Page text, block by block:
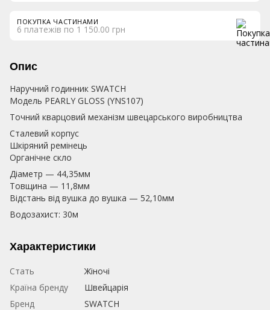
ПОКУПКА ЧАСТИНАМИ
6 платежів по 1 150.00 грн
Опис
Наручний годинник SWATCH
Модель PEARLY GLOSS (YNS107)
Точний кварцовий механізм швецарського виробництва
Сталевий корпус
Шкіряний ремінець
Органічне скло
Діаметр — 44,35мм
Товщина — 11,8мм
Відстань від вушка до вушка — 52,10мм
Водозахист: 30м
Характеристики
Стать
Жіночі
Країна бренду
Швейцарія
Бренд
SWATCH